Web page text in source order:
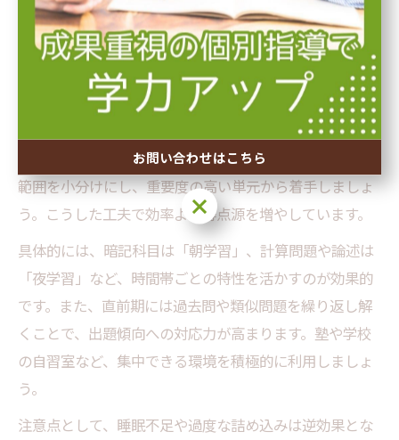
じられる」などの体験談が多く、効率的な勉強法が定期
テスト対策に直結しています。
スムーズに進めるためのテスト前勉強法の秘訣
テスト前勉強をスムーズに進めるには、優先順位を明確
にし、計画的に取り組むことが大切です。まず、テスト
範囲を小分けにし、重要度の高い単元から着手しましょ
う。こうした工夫で効率よく得点源を増やしています。
具体的には、暗記科目は「朝学習」、計算問題や論述は
「夜学習」など、時間帯ごとの特性を活かすのが効果的
です。また、直前期には過去問や類似問題を繰り返し解
くことで、出題傾向への対応力が高まります。塾や学校
の自習室など、集中できる環境を積極的に利用しましょ
う。
注意点として、睡眠不足や過度な詰め込みは逆効果とな
お問い合わせはこちら
お問い合わせはこちら